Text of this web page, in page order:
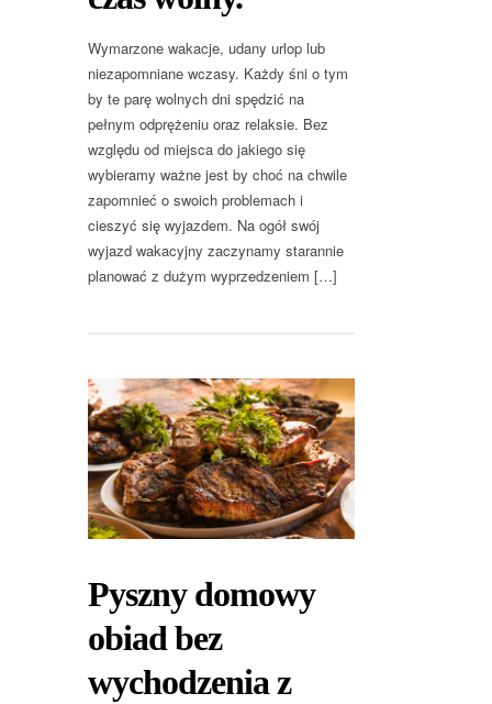
Wymarzone wakacje, udany urlop lub
niezapomniane wczasy. Każdy śni o tym
by te parę wolnych dni spędzić na
pełnym odprężeniu oraz relaksie. Bez
względu od miejsca do jakiego się
wybieramy ważne jest by choć na chwile
zapomnieć o swoich problemach i
cieszyć się wyjazdem. Na ogół swój
wyjazd wakacyjny zaczynamy starannie
planować z dużym wyprzedzeniem […]
Pyszny domowy
obiad bez
wychodzenia z